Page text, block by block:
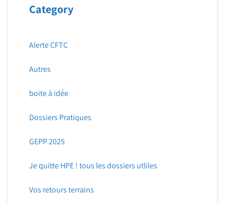
Category
Alerte CFTC
Autres
boite à idée
Dossiers Pratiques
GEPP 2025
Je quitte HPE ! tous les dossiers utliles
Vos retours terrains